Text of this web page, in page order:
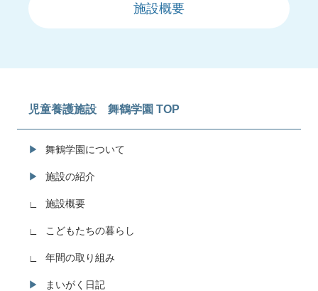
施設概要
児童養護施設 舞鶴学園 TOP
舞鶴学園について
施設の紹介
施設概要
こどもたちの暮らし
年間の取り組み
まいがく日記